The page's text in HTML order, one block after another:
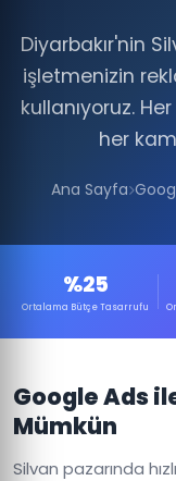
Diyarbakır'nin
işletmenizin
kullanıyoruz.
her
Ana Sayfa
%25
Ortalama Bütçe Tasarrufu
Google Ads
Mümkün
Silvan pazarında